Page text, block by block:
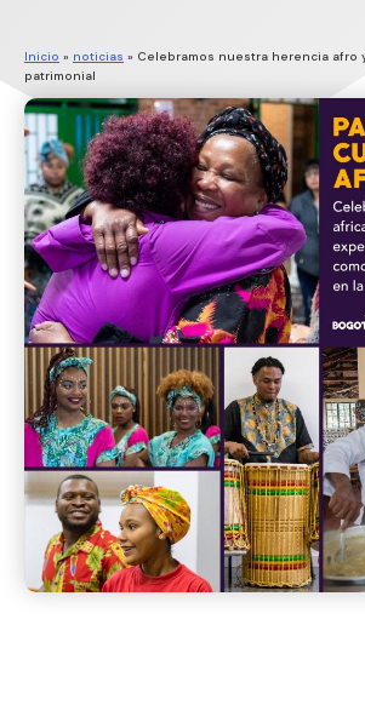
Inicio » noticias » Celebramos nuestra herencia afro
patrimonial